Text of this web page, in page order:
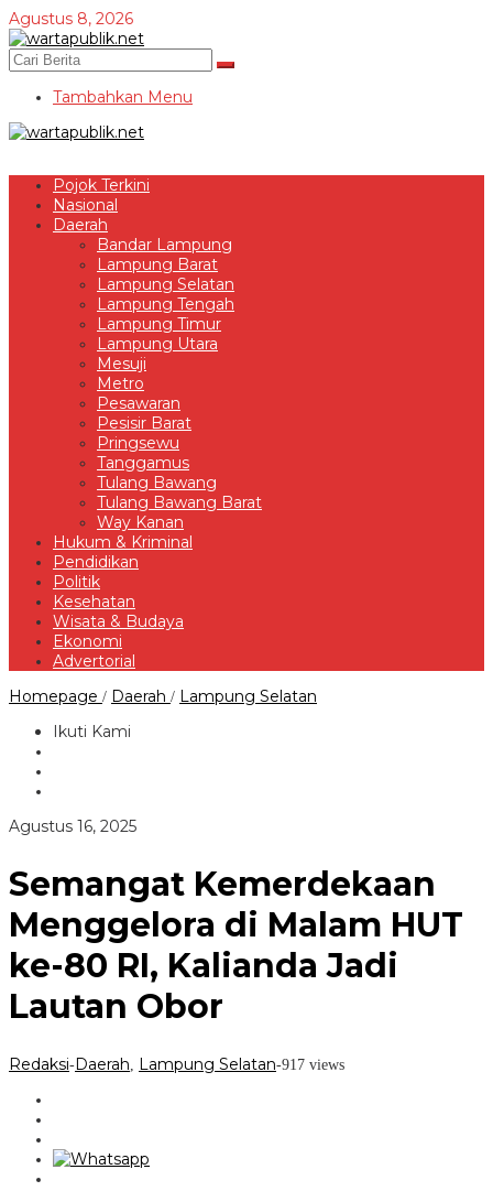
Lewati
ke
konten
Agustus 8, 2026
Tambahkan Menu
Pojok Terkini
Nasional
Daerah
Bandar Lampung
Lampung Barat
Lampung Selatan
Lampung Tengah
Lampung Timur
Lampung Utara
Mesuji
Metro
Pesawaran
Pesisir Barat
Pringsewu
Tanggamus
Tulang Bawang
Tulang Bawang Barat
Way Kanan
Hukum & Kriminal
Pendidikan
Politik
Kesehatan
Wisata & Budaya
Ekonomi
Advertorial
Homepage / Daerah / Lampung Selatan
Jadi
Lautan
Ikuti Kami
Agustus 16, 2025oleh
Semangat Kemerdekaan
Menggelora di Malam HUT
ke-80 RI, Kalianda Jadi
Lautan Obor
Redaksi-Daerah Lampung Selatan-917 views